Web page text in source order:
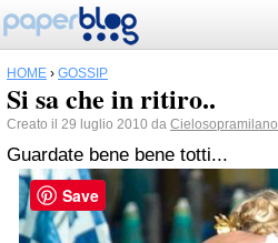
HOME › GOSSIP
Si sa che in ritiro..
Creato il 29 luglio 2010 da Cielosopramilano
Guardate bene bene totti...
Save